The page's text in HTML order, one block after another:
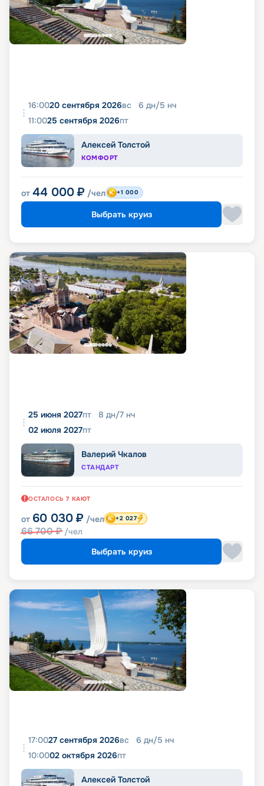
16:0020 сентября 2026вс 6 дн/5 нч
11:0025 сентября 2026пт
Алексей Толстой
КОМФОРТ
от 44 000 ₽ /чел +1 000
Выбрать круиз
25 июня 2027пт 8 дн/7 нч
02 июля 2027пт
Валерий Чкалов
СТАНДАРТ
ОСТАЛОСЬ 7 КАЮТ
от 60 030 ₽ /чел
66 700₽ /чел
+2 027
Выбрать круиз
17:0027 сентября 2026вс 6 дн/5 нч
10:0002 октября 2026пт
Алексей Толстой